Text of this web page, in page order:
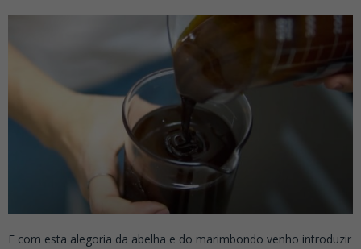
E com esta alegoria da abelha e do marimbondo venho introduzir